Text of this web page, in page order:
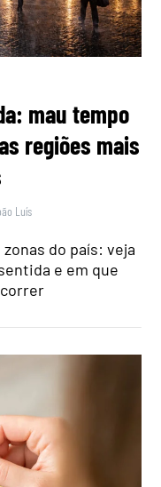
mau tempo
regiões mais
Luís
do país: veja
e em que